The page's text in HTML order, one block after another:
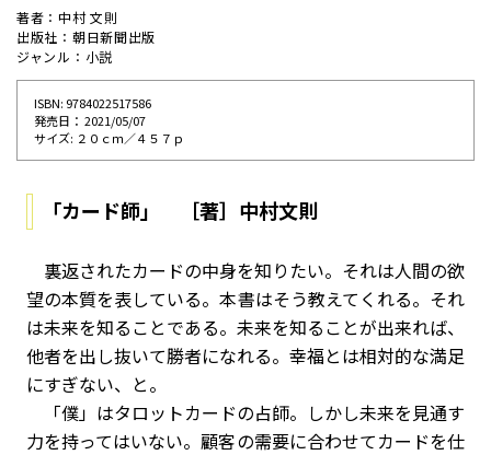
著者：中村 文則
出版社：朝日新聞出版
ジャンル：小説
ISBN: 9784022517586
発売⽇： 2021/05/07
サイズ: ２０ｃｍ／４５７ｐ
「カード師」 ［著］中村文則
裏返されたカードの中身を知りたい。それは人間の欲
望の本質を表している。本書はそう教えてくれる。それ
は未来を知ることである。未来を知ることが出来れば、
他者を出し抜いて勝者になれる。幸福とは相対的な満足
にすぎない、と。
「僕」はタロットカードの占師。しかし未来を見通す
力を持ってはいない。顧客の需要に合わせてカードを仕